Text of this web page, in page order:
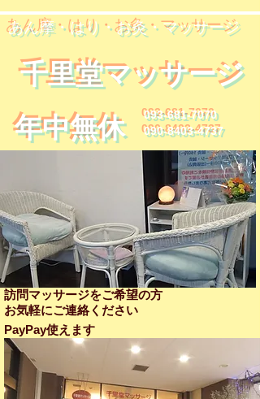
​あん摩・はり・お灸・マッサージ
​千里堂マッサージ
​年中無休
093-681-7070
090-8403-4737
訪問マッサージをご希望の方
​お気軽にご連絡ください
PayPay使えます